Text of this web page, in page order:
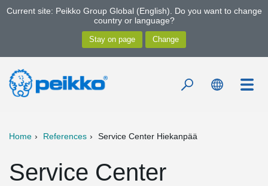
Current site: Peikko Group Global (English). Do you want to change
country or language?
Home References Service Center Hiekanpää
Service Center